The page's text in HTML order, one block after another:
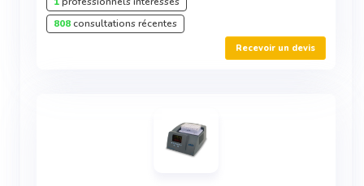
808consultations récentes
Recevoir un devis